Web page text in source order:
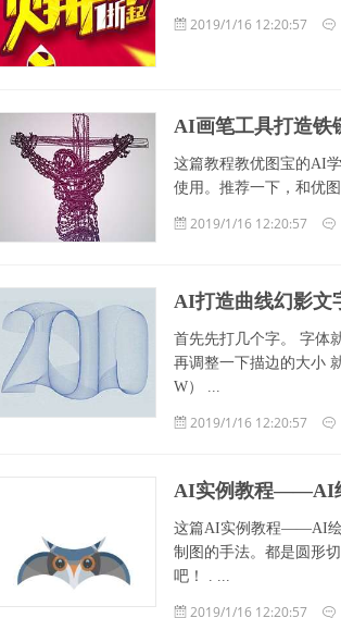
2019/1/16 12:20:57
AI画笔工具打造铁
这篇教程教优图宝的AI
使用。推荐一下，和优
2019/1/16 12:20:57
AI打造曲线幻影文
首先先打几个字。 字体
再调整一下描边的大小
W） ...
2019/1/16 12:20:57
AI实例教程——AI
这篇AI实例教程——AI绘
制图的手法。都是圆形
吧！ . ...
2019/1/16 12:20:57